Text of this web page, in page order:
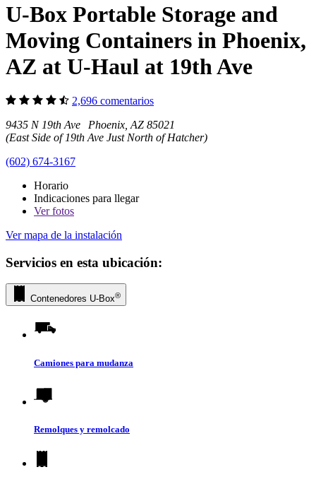
U-Box Portable Storage and
Moving Containers in Phoenix,
AZ at U-Haul at 19th Ave
2,696 comentarios
9435 N 19th Ave Phoenix, AZ 85021
(East Side of 19th Ave Just North of Hatcher)
(602) 674-3167
Horario
Indicaciones para llegar
Verfotos
Ver mapa de la instalación
Servicios en esta ubicación:
Contenedores U-Box®
Camiones para mudanza
Remolques y remolcado